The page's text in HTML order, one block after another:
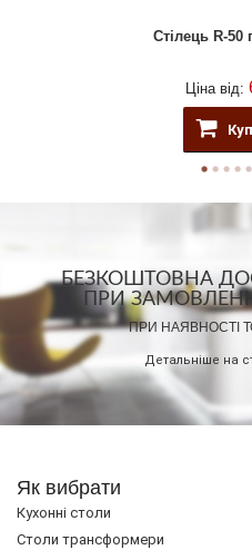
Стілець R-50
Ціна від:
БЕЗКОШТОВНА
ПРИ
ПРИ НАЯВНОСТІ
Детальніше на
Як вибрати
Кухонні столи
Cтоли трансформери